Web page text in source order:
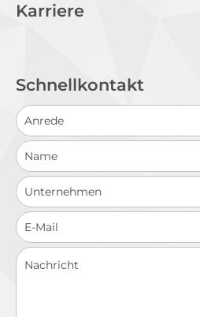
Karriere
Schnellkontakt
Schnellkontakt